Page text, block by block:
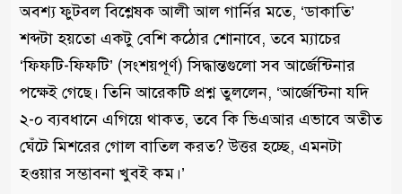
অবশ্য ফুটবল বিশ্লেষক আলী আল গার্নির মতে, ‘ডাকাতি’
শব্দটা হয়তো একটু বেশি কঠোর শোনাবে, তবে ম্যাচের
‘ফিফটি-ফিফটি’ (সংশয়পূর্ণ) সিদ্ধান্তগুলো সব আর্জেন্টিনার
পক্ষেই গেছে। তিনি আরেকটি প্রশ্ন তুললেন, ‘আর্জেন্টিনা যদি
২-০ ব্যবধানে এগিয়ে থাকত, তবে কি ভিএআর এভাবে অতীত
ঘেঁটে মিশরের গোল বাতিল করত? উত্তর হচ্ছে, এমনটা
হওয়ার সম্ভাবনা খুবই কম।’